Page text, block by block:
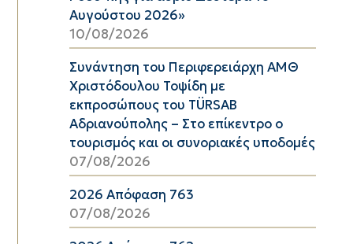
Αυγούστου 2026»
10/08/2026
Συνάντηση του Περιφερειάρχη ΑΜΘ
Χριστόδουλου Τοψίδη με
εκπροσώπους του TÜRSAB
Αδριανούπολης – Στο επίκεντρο ο
τουρισμός και οι συνοριακές υποδομές
07/08/2026
2026 Απόφαση 763
07/08/2026